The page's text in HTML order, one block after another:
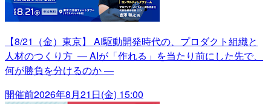
【8/21（金）東京】 AI駆動開発時代の、プロダクト組織と
人材のつくり方 ― AIが「作れる」を当たり前にした先で、
何が勝負を分けるのか ―
開催前2026年8月21日(金) 15:00